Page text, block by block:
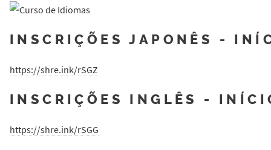
INSCRIÇÕES JAPONÊS -
https://shre.ink/rSGZ
INSCRIÇÕES INGLÊS -
https://shre.ink/rSGG